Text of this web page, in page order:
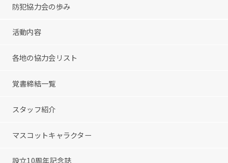
防犯協力会の歩み
活動内容
各地の協力会リスト
覚書締結一覧
スタッフ紹介
マスコットキャラクター
設立10周年記念誌